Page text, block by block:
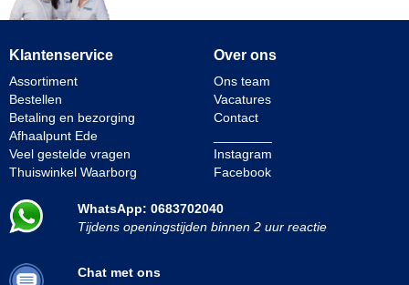
Klantenservice
Assortiment
Bestellen
Betaling en bezorging
Afhaalpunt Ede
Veel gestelde vragen
Thuiswinkel Waarborg
Over ons
Ons team
Vacatures
Contact
Instagram
Facebook
WhatsApp: 0683702040
Tijdens openingstijden binnen 2 uur reactie
Chat met ons